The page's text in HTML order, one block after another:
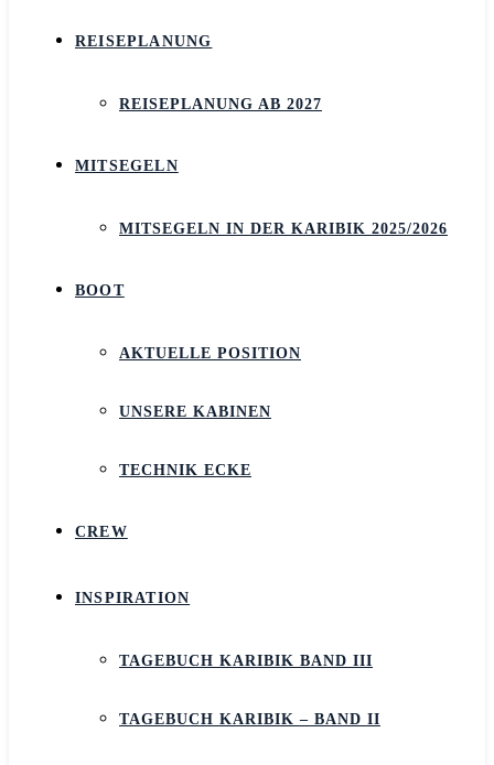
REISEPLANUNG
REISEPLANUNG AB 2027
MITSEGELN
MITSEGELN IN DER KARIBIK 2025/2026
BOOT
AKTUELLE POSITION
UNSERE KABINEN
TECHNIK ECKE
CREW
INSPIRATION
TAGEBUCH KARIBIK BAND III
TAGEBUCH KARIBIK – BAND II